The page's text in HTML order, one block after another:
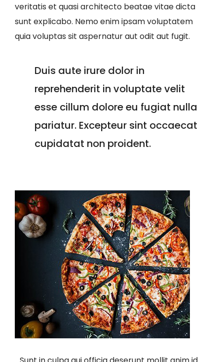
veritatis et quasi architecto beatae vitae dicta
sunt explicabo. Nemo enim ipsam voluptatem
quia voluptas sit aspernatur aut odit aut fugit.
Duis aute irure dolor in
reprehenderit in voluptate velit
esse cillum dolore eu fugiat nulla
pariatur. Excepteur sint occaecat
cupidatat non proident.